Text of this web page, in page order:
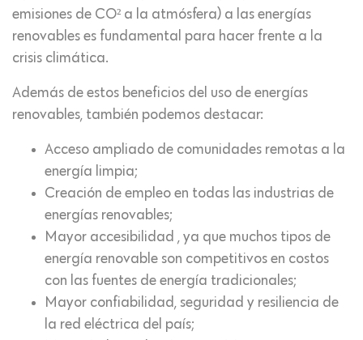
emisiones de CO² a la atmósfera) a las energías
renovables es fundamental para hacer frente a la
crisis climática.
Además de estos beneficios del uso de energías
renovables, también podemos destacar:
Acceso ampliado de comunidades remotas a la
energía limpia;
Creación de empleo en todas las industrias de
energías renovables;
Mayor accesibilidad , ya que muchos tipos de
energía renovable son competitivos en costos
con las fuentes de energía tradicionales;
Mayor confiabilidad, seguridad y resiliencia de
la red eléctrica del país;